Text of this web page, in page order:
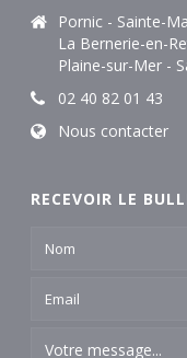
Pornic - Sainte-
La Bernerie-en-
Plaine-sur-Mer -
02 40 82 01 43
Nous contacter
RECEVOIR LE